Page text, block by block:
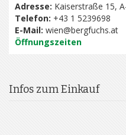
Adresse: Kaiserstraße 15,
Telefon: +43 1 5239698
E-Mail: wien@bergfuchs.at
Öffnungszeiten
Infos zum Einkauf